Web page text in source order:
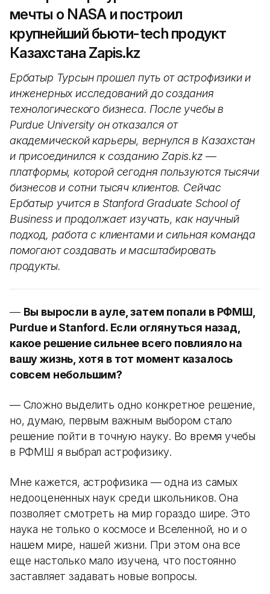
мечты о NASA и построил
крупнейший бьюти-tech продукт
Казахстана Zapis.kz
Ербатыр Турсын прошел путь от астрофизики и
инженерных исследований до создания
технологического бизнеса. После учебы в
Purdue University он отказался от
академической карьеры, вернулся в Казахстан
и присоединился к созданию Zapis.kz —
платформы, которой сегодня пользуются тысячи
бизнесов и сотни тысяч клиентов. Сейчас
Ербатыр учится в Stanford Graduate School of
Business и продолжает изучать, как научный
подход, работа с клиентами и сильная команда
помогают создавать и масштабировать
продукты.
— Вы выросли в ауле, затем попали в РФМШ,
Purdue и Stanford. Если оглянуться назад,
какое решение сильнее всего повлияло на
вашу жизнь, хотя в тот момент казалось
совсем небольшим?
— Сложно выделить одно конкретное решение,
но, думаю, первым важным выбором стало
решение пойти в точную науку. Во время учебы
в РФМШ я выбрал астрофизику.
Мне кажется, астрофизика — одна из самых
недооцененных наук среди школьников. Она
позволяет смотреть на мир гораздо шире. Это
наука не только о космосе и Вселенной, но и о
нашем мире, нашей жизни. При этом она все
еще настолько мало изучена, что постоянно
заставляет задавать новые вопросы.